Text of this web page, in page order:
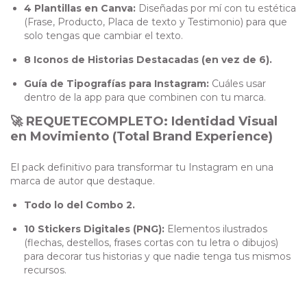
4 Plantillas en Canva: Diseñadas por mí con tu estética
(Frase, Producto, Placa de texto y Testimonio) para que
solo tengas que cambiar el texto.
8 Iconos de Historias Destacadas (en vez de 6).
Guía de Tipografías para Instagram: Cuáles usar
dentro de la app para que combinen con tu marca.
🚀 REQUETECOMPLETO: Identidad Visual
en Movimiento (Total Brand Experience)
El pack definitivo para transformar tu Instagram en una
marca de autor que destaque.
Todo lo del Combo 2.
10 Stickers Digitales (PNG): Elementos ilustrados
(flechas, destellos, frases cortas con tu letra o dibujos)
para decorar tus historias y que nadie tenga tus mismos
recursos.